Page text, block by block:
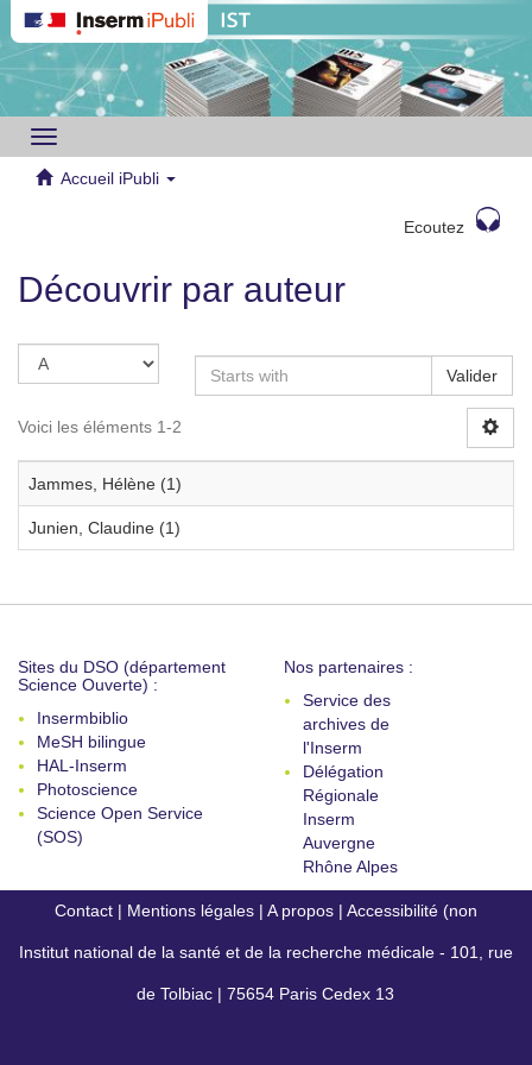
Toggle
navigation
Accueil iPubli
Ecoutez
Découvrir par auteur
Valider
Voici les éléments 1-2
Jammes, Hélène (1)
Junien, Claudine (1)
Sites du DSO (département
Science Ouverte) :
Insermbiblio
MeSH bilingue
HAL-Inserm
Photoscience
Science Open Service
(SOS)
Nos partenaires :
Service des
archives de
l'Inserm
Délégation
Régionale
Inserm
Auvergne
Rhône Alpes
Contact | Mentions légales | A propos | Accessibilité (non
conforme)
Institut national de la santé et de la recherche médicale - 101, rue
de Tolbiac | 75654 Paris Cedex 13